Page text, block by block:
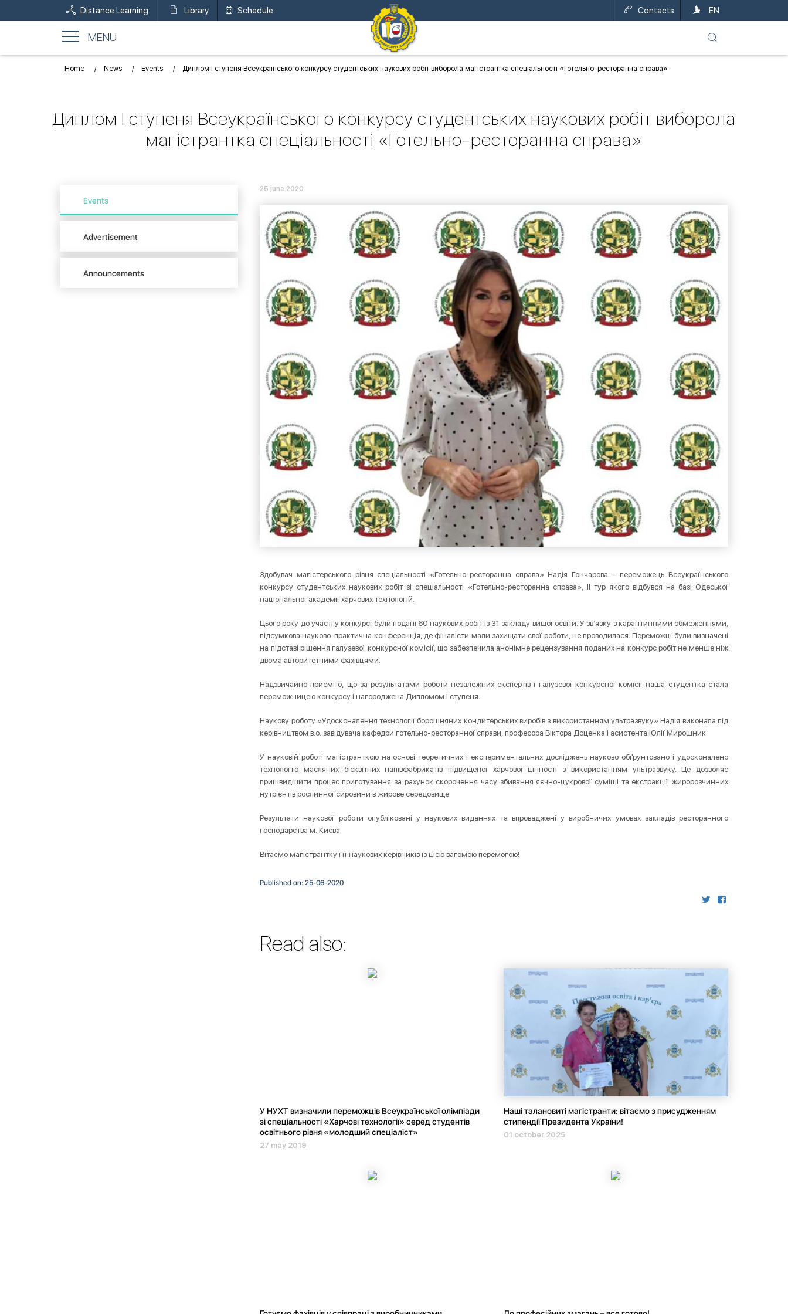
Distance Learning Library Schedule EN
UA
Contacts
MENU
Home News Events Диплом І ступеня Всеукраїнського конкурсу студентських наукових робіт виборола магістрантка спеціальності «Готельно-ресторанна справа»
Диплом І ступеня Всеукраїнського конкурсу студентських наукових робіт виборола
магістрантка спеціальності «Готельно-ресторанна справа»
Events
Advertisement
Announcements
25 june 2020
Здобувач магістерського рівня спеціальності «Готельно-ресторанна справа» Надія Гончарова – переможець Всеукраїнського
конкурсу студентських наукових робіт зі спеціальності «Готельно-ресторанна справа», ІІ тур якого відбувся на базі Одеської
національної академії харчових технологій.
Цього року до участі у конкурсі були подані 60 наукових робіт із 31 закладу вищої освіти. У зв’язку з карантинними обмеженнями,
підсумкова науково-практична конференція, де фіналісти мали захищати свої роботи, не проводилася. Переможці були визначені
на підставі рішення галузевої конкурсної комісії, що забезпечила анонімне рецензування поданих на конкурс робіт не менше ніж
двома авторитетними фахівцями.
Надзвичайно приємно, що за результатами роботи незалежних експертів і галузевої конкурсної комісії наша студентка стала
переможницею конкурсу і нагороджена Дипломом І ступеня.
Наукову роботу «Удосконалення технології борошняних кондитерських виробів з використанням ультразвуку» Надія виконала під
керівництвом в.о. завідувача кафедри готельно-ресторанної справи, професора Віктора Доценка і асистента Юлії Мирошник.
У науковій роботі магістранткою на основі теоретичних і експериментальних досліджень науково обґрунтовано і удосконалено
технологію масляних бісквітних напівфабрикатів підвищеної харчової цінності з використанням ультразвуку. Це дозволяє
пришвидшити процес приготування за рахунок скорочення часу збивання яєчно-цукрової суміші та екстракції жиророзчинних
нутрієнтів рослинної сировини в жирове середовище.
Результати наукової роботи опубліковані у наукових виданнях та впроваджені у виробничих умовах закладів ресторанного
господарства м. Києва.
Вітаємо магістрантку і її наукових керівників із цією вагомою перемогою!
Published on: 25-06-2020
Read also:
У НУХТ визначили переможців Всеукраїнської олімпіади
зі спеціальності «Харчові технології» серед студентів
освітнього рівня «молодший спеціаліст»
27 may 2019
Наші талановиті магістранти: вітаємо з присудженням
стипендії Президента України!
01 october 2025